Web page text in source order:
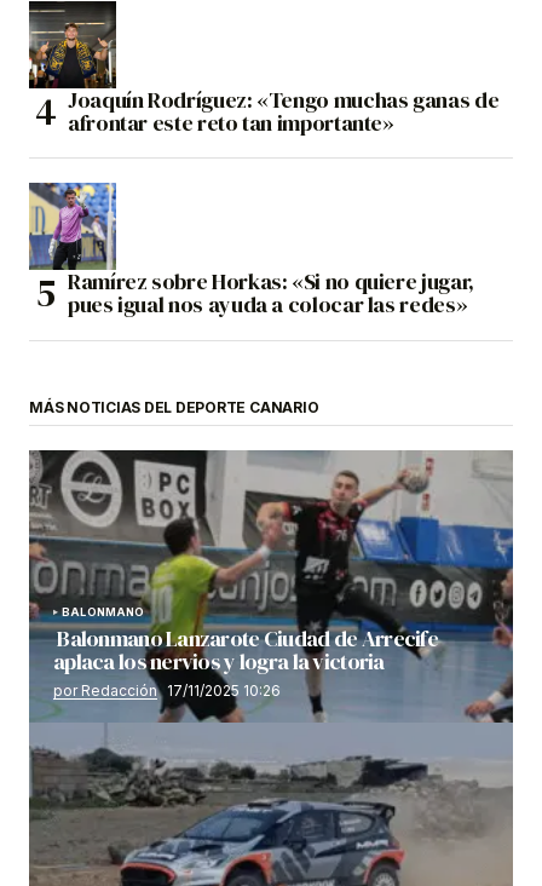
Joaquín Rodríguez: «Tengo muchas ganas de
afrontar este reto tan importante»
Ramírez sobre Horkas: «Si no quiere jugar,
pues igual nos ayuda a colocar las redes»
MÁS NOTICIAS DEL DEPORTE CANARIO
BALONMANO
Balonmano Lanzarote Ciudad de Arrecife
aplaca los nervios y logra la victoria
por Redacción 17/11/2025 10:26